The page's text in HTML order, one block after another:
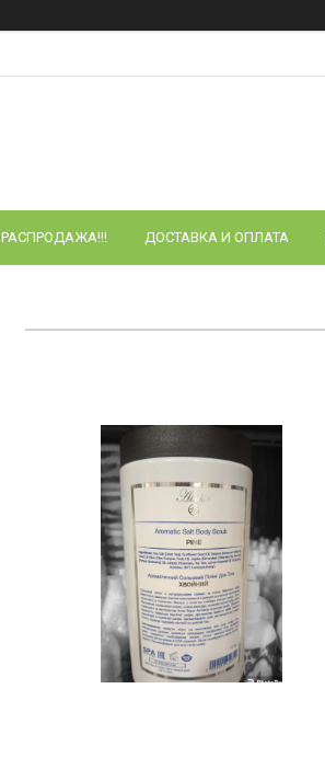
РАСПРОДАЖА!!! ДОСТАВКА И ОПЛАТА